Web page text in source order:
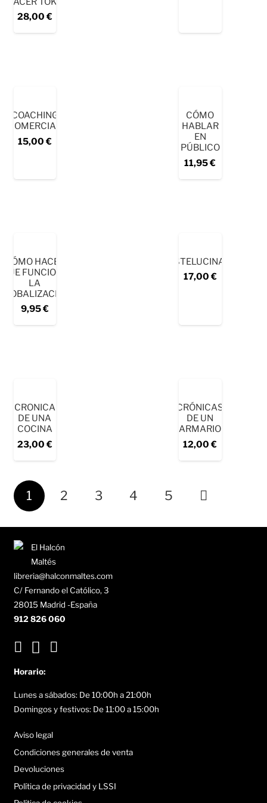
28,00 €
COACHING
COMERCIAL
15,00 €
CÓMO
HABLAR
EN
PÚBLICO
11,95€
CÓMO HACER
QUE FUNCIONE
LA
9,95€
CONSTELUCINACION
17,00 €
CRONICA
DE UNA
COCINA
23,00 €
CRÓNICAS
DE UN
ARMARIO
12,00€
1 2 3 4 5
libreria@halconmaltes.com
C/ Fernando el Católico, 3
28015 Madrid -España
912 826 060
Horario:
Lunes a sábados: De 10:00h a 21:00h
Domingos y festivos: De 11:00 a 15:00h
Aviso legal
Condiciones generales de venta
Devoluciones
Política de privacidad y LSSI